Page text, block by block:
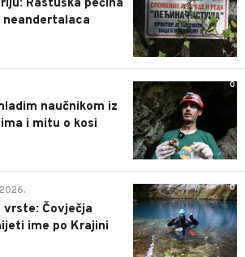
Rastuška pećina
0
naučnikom iz
i mitu o kosi
0
Čovječja
ime po Krajini